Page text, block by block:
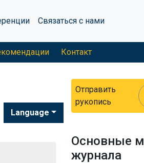
Связаться с нами
Контакт
Language
Отправить
рукопись
Основные
журнала